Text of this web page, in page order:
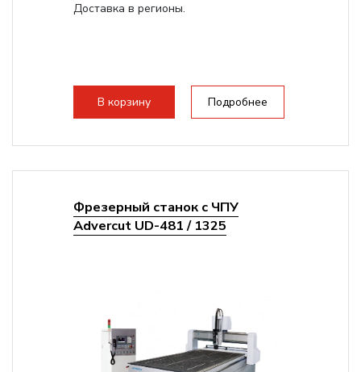
Доставка в регионы.
В корзину Подробнее
Фрезерный станок с ЧПУ
Advercut UD-481 / 1325